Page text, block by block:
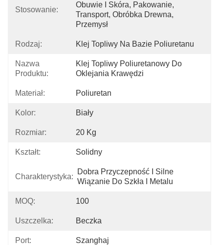
Stosowanie:
Obuwie I Skóra, Pakowanie,
Transport, Obróbka Drewna,
Przemysł
Rodzaj: Klej Topliwy Na Bazie Poliuretanu
Nazwa
Produktu:
Klej Topliwy Poliuretanowy Do
Oklejania Krawędzi
Materiał: Poliuretan
Kolor: Biały
Rozmiar: 20 Kg
Kształt: Solidny
Charakterystyka:
Dobra Przyczepność I Silne
Wiązanie Do Szkła I Metalu
MOQ: 100
Uszczelka: Beczka
Port: Szanghaj